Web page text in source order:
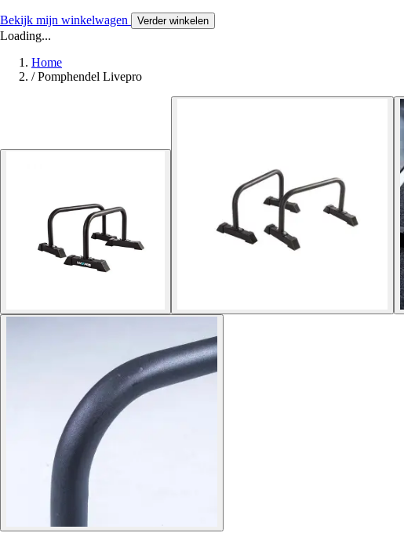
Bekijk mijn winkelwagen Verder winkelen
Loading...
Home
/ Pomphendel Livepro